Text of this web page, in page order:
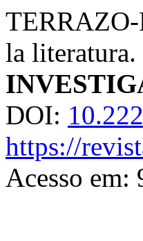
la literatura.
DOI:
https://
Acesso em: